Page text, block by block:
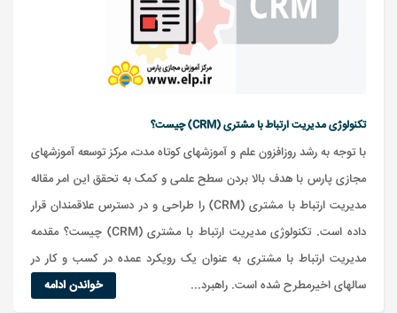
تکنولوژی مدیریت ارتباط با مشتری (CRM) چیست؟
با توجه به رشد روزافزون علم و آموزشهای کوتاه مدت، مرکز توسعه آموزشهای
مجازی پارس با هدف بالا بردن سطح علمی و کمک به تحقق این امر مقاله
مدیریت ارتباط با مشتری (CRM) را طراحی و در دسترس علاقمندان قرار
داده است. تکنولوژی مدیریت ارتباط با مشتری (CRM) چیست؟ مقدمه
مدیریت ارتباط با مشتری به عنوان یک رویکرد عمده در کسب و کار در
سالهای اخیرمطرح شده است. راهبرد...
خواندن ادامه